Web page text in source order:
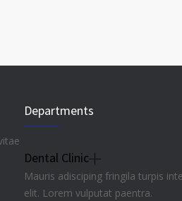
Departments
Dental Clinic
Mauris adisciping fringila turpis
elit. Lorem vulputat paentra.